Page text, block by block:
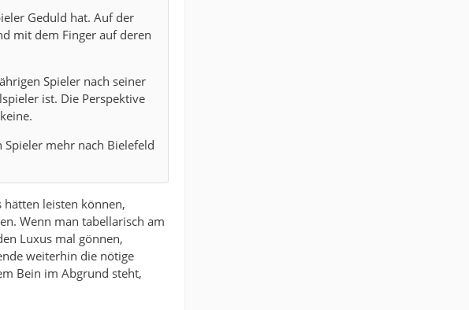
Geduld hat. Auf der
mit dem Finger auf deren
Spieler nach seiner
ist. Die Perspektive
mehr nach Bielefeld
leisten können,
Wenn man tabellarisch am
Luxus mal gönnen,
weiterhin die nötige
Bein im Abgrund steht,